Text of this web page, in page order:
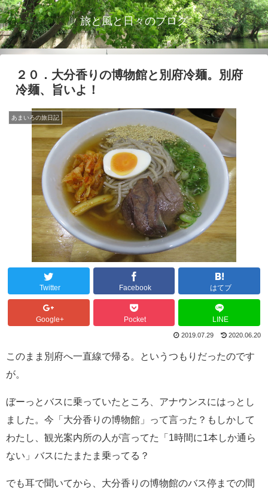
旅と風と日々のブログ
２０．大分香りの博物館と別府冷麺。別府
冷麺、旨いよ！
あまいろの旅日記
Twitter Facebook はてブ
Google+ Pocket LINE
2019.07.29 2020.06.20
このまま別府へ一直線で帰る。というつもりだったのです
が。
ぼーっとバスに乗っていたところ、アナウンスにはっとし
ました。今「大分香りの博物館」って言った？もしかして
わたし、観光案内所の人が言ってた「1時間に1本しか通ら
ない」バスにたまたま乗ってる？
でも耳で聞いてから、大分香りの博物館のバス停までの間